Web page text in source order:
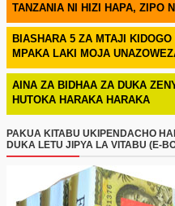
TANZANIA NI HIZI HAPA, ZIPO
BIASHARA 5 ZA MTAJI KIDOGO
MPAKA LAKI MOJA
AINA ZA BIDHAA ZA DUKA
HUTOKA HARAKA HARAKA
PAKUA KITABU UKIPENDACHO
DUKA LETU JIPYA LA VITABU (E-